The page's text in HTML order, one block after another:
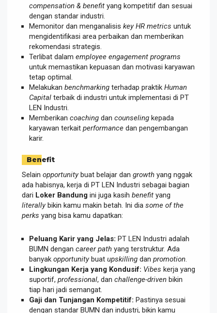
compensation & benefit yang kompetitif dan sesuai
dengan standar industri.
Memonitor dan menganalisis key HR metrics untuk
mengidentifikasi area perbaikan dan memberikan
rekomendasi strategis.
Terlibat dalam employee engagement programs
untuk memastikan kepuasan dan motivasi karyawan
tetap optimal.
Melakukan benchmarking terhadap praktik Human
Capital terbaik di industri untuk implementasi di PT
LEN Industri.
Memberikan coaching dan counseling kepada
karyawan terkait performance dan pengembangan
karir.
Benefit
Selain opportunitybuat belajar dan growth yang nggak
ada habisnya, kerja di PT LEN Industri sebagai bagian
dari Loker Bandung ini juga kasih benefit yang
literallybikin kamu makin betah. Ini dia some of the
perks yang bisa kamu dapatkan:
Peluang Karir yang Jelas: PT LEN Industri adalah
BUMN dengan career path yang terstruktur. Ada
banyak opportunitybuat upskilling dan promotion
Lingkungan Kerja yang Kondusif: Vibes kerja yang
suportif, professional, dan challenge-driven bikin
tiap hari jadi semangat.
Gaji dan Tunjangan Kompetitif: Pastinya sesuai
dengan standar BUMN dan industri, bikin kamu